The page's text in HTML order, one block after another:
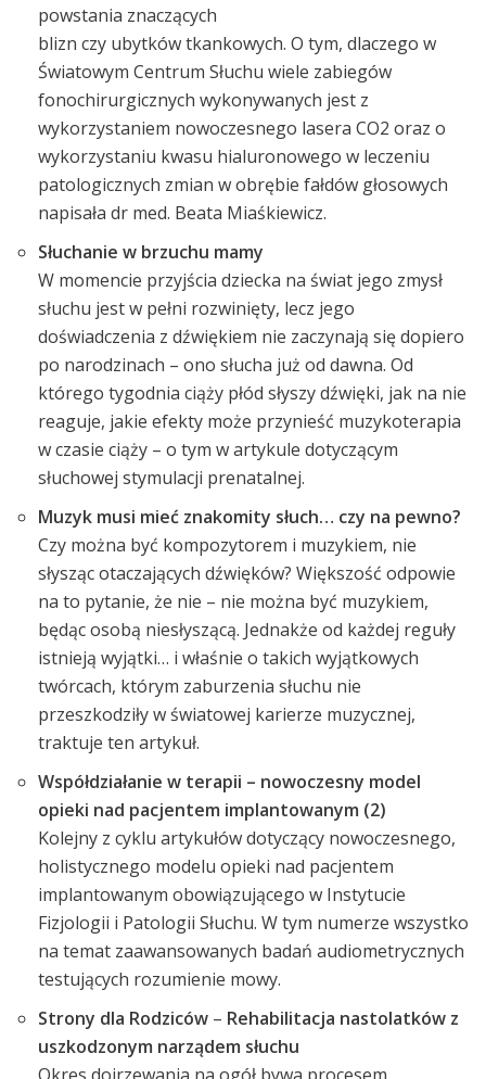
powstania znaczących
blizn czy ubytków tkankowych. O tym, dlaczego w
Światowym Centrum Słuchu wiele zabiegów
fonochirurgicznych wykonywanych jest z
wykorzystaniem nowoczesnego lasera CO2 oraz o
wykorzystaniu kwasu hialuronowego w leczeniu
patologicznych zmian w obrębie fałdów głosowych
napisała dr med. Beata Miaśkiewicz.
Słuchanie w brzuchu mamy
W momencie przyjścia dziecka na świat jego zmysł
słuchu jest w pełni rozwinięty, lecz jego
doświadczenia z dźwiękiem nie zaczynają się dopiero
po narodzinach – ono słucha już od dawna. Od
którego tygodnia ciąży płód słyszy dźwięki, jak na nie
reaguje, jakie efekty może przynieść muzykoterapia
w czasie ciąży – o tym w artykule dotyczącym
słuchowej stymulacji prenatalnej.
Muzyk musi mieć znakomity słuch… czy na pewno?
Czy można być kompozytorem i muzykiem, nie
słysząc otaczających dźwięków? Większość odpowie
na to pytanie, że nie – nie można być muzykiem,
będąc osobą niesłyszącą. Jednakże od każdej reguły
istnieją wyjątki… i właśnie o takich wyjątkowych
twórcach, którym zaburzenia słuchu nie
przeszkodziły w światowej karierze muzycznej,
traktuje ten artykuł.
Współdziałanie w terapii – nowoczesny model
opieki nad pacjentem implantowanym (2)
Kolejny z cyklu artykułów dotyczący nowoczesnego,
holistycznego modelu opieki nad pacjentem
implantowanym obowiązującego w Instytucie
Fizjologii i Patologii Słuchu. W tym numerze wszystko
na temat zaawansowanych badań audiometrycznych
testujących rozumienie mowy.
Strony dla Rodziców – Rehabilitacja nastolatków z
uszkodzonym narządem słuchu
Okres dojrzewania na ogół bywa procesem